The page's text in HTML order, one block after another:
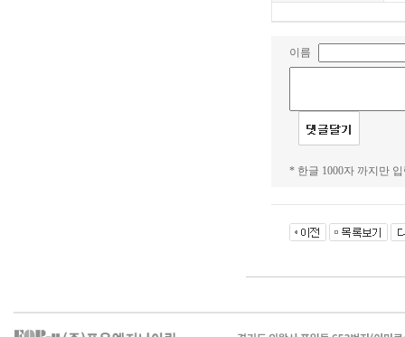
이름
* 한글 1000자 까지만